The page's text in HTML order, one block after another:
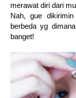
merawat diri dari
Nah, gue
berbeda yg
banget!